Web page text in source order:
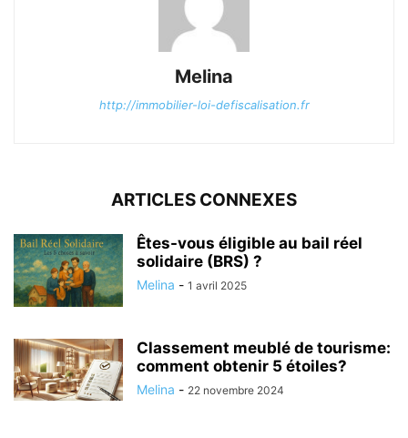
Melina
http://immobilier-loi-defiscalisation.fr
ARTICLES CONNEXES
Êtes-vous éligible au bail réel
solidaire (BRS) ?
Melina - 1 avril 2025
Classement meublé de tourisme:
comment obtenir 5 étoiles?
Melina - 22 novembre 2024